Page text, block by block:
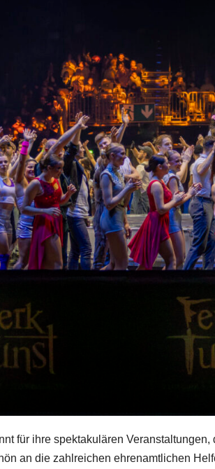
für ihre spektakulären
an die zahlreichen ehrenamtlichen